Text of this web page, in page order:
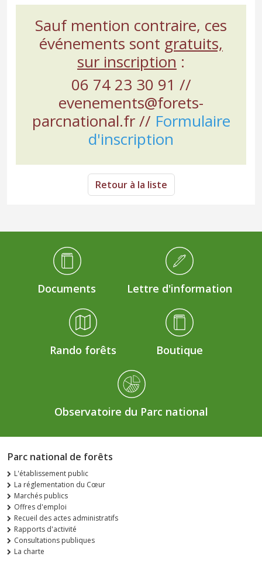
Sauf mention contraire, ces
événements sont gratuits,
sur inscription :
06 74 23 30 91 //
evenements@forets-
parcnational.fr // Formulaire
d'inscription
Retour à la liste
Médiathèque Footer
Documents Lettre d'information
Rando forêts Boutique
Observatoire du Parc national
Parc national de forêts
L'établissement public
La réglementation du Cœur
Marchés publics
Offres d'emploi
Recueil des actes administratifs
Rapports d'activité
Consultations publiques
La charte